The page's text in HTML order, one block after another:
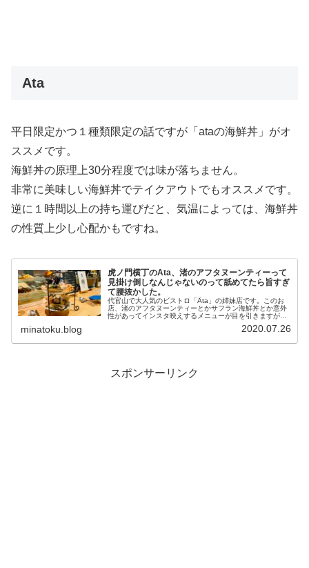
Ata
平日限定かつ１種類限定の話ですが「ataの海鮮丼」がオ
ススメです。
海鮮丼の原理上30分程度では味が落ちません。
非常に美味しい海鮮丼でテイクアウトでもオススメです。
逆に１時間以上の持ち運びだと、気温によっては、海鮮丼
の性質上少し心配かもですね。
虎ノ門横丁のAta、渚のアフタヌーンティーって
見掛け倒しなんじゃないのって舐めてたら旨すぎ
て腰抜かした。
代官山で大人気のビストロ「Äta」の姉妹店です。このお
店、渚のアフタヌーンティーとかサフラン海鮮丼とか意外
性があってインスタ映えするメニューが目を引きますが、
minatoku.blog 2020.07.26
スポンサーリンク